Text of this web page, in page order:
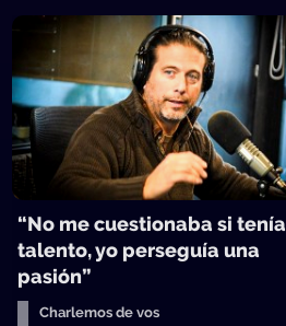
“No me cuestionaba si tenía
talento, yo perseguía una
pasión”
Charlemos de vos